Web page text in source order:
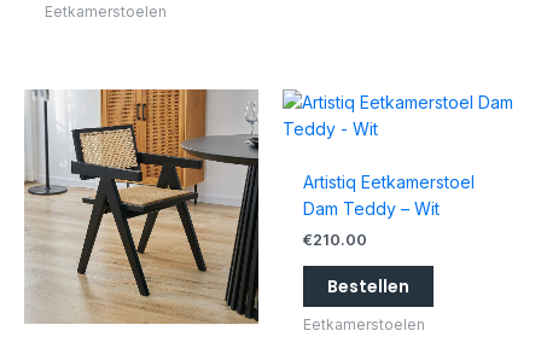
Eetkamerstoelen
Artistiq Eetkamerstoel
Dam Teddy – Wit
€210.00
Bestellen
Eetkamerstoelen